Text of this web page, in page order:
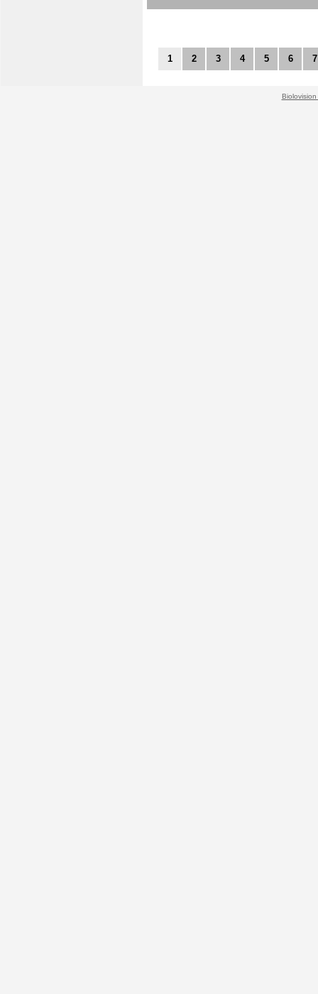
1 2 3 4 5 6 7
Biolovision